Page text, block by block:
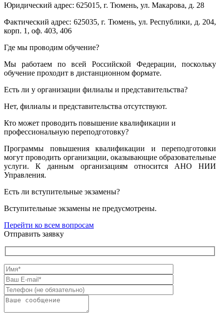
Юридический адрес: 625015, г. Тюмень, ул. Макарова, д. 28
Фактический адрес: 625035, г. Тюмень, ул. Республики, д. 204,
корп. 1, оф. 403, 406
Где мы проводим обучение?
Мы работаем по всей Российской Федерации, поскольку
обучение проходит в дистанционном формате.
Есть ли у организации филиалы и представительства?
Нет, филиалы и представительства отсутствуют.
Кто может проводить повышение квалификации и
профессиональную переподготовку?
Программы повышения квалификации и переподготовки
могут проводить организации, оказывающие образовательные
услуги. К данным организациям относится АНО НИИ
Управления.
Есть ли вступительные экзамены?
Вступительные экзамены не предусмотрены.
Перейти ко всем вопросам
Отправить заявку